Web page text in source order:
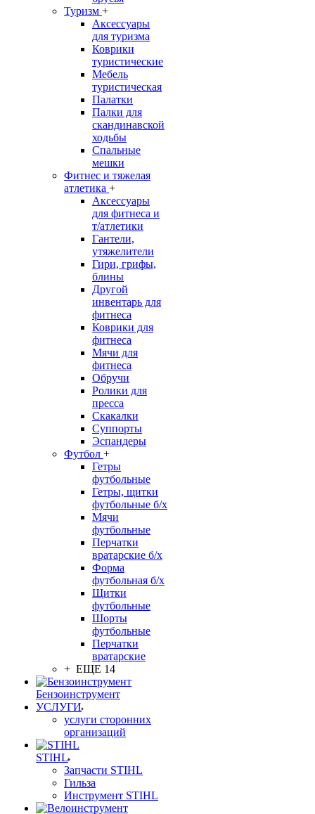
Туризм +
Аксессуары
для туризма
Коврики
туристические
Мебель
туристическая
Палатки
Палки для
скандинавской
ходьбы
Спальные
мешки
Фитнес и тяжелая
атлетика +
Аксессуары
для фитнеса и
т/атлетики
Гантели,
утяжелители
Гири, грифы,
блины
Другой
инвентарь для
фитнеса
Коврики для
фитнеса
Мячи для
фитнеса
Обручи
Ролики для
пресса
Скакалки
Суппорты
Эспандеры
Футбол +
Гетры
футбольные
Гетры, щитки
футбольные б/х
Мячи
футбольные
Перчатки
вратарские б/х
Форма
футбольная б/х
Щитки
футбольные
Шорты
футбольные
Перчатки
вратарские
+ ЕЩЕ 14
Бензоинструмент
УСЛУГИ
услуги сторонних
организаций
STIHL
Запчасти STIHL
Гильза
Инструмент STIHL